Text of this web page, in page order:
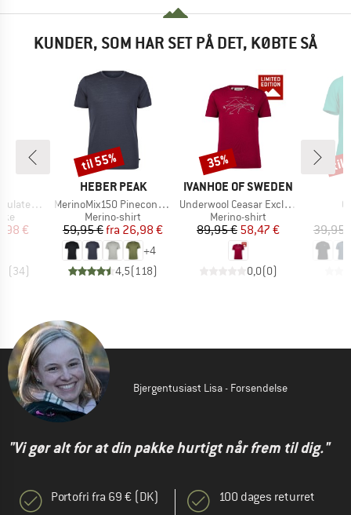
KUNDER, SOM HAR SET PÅ DET, KØBTE SÅ
Bottle 1L
pris
€
(34)
MÆRKE
HEBER PEAK
Artikel
MerinoMix150 PineconeHe. II T-Shirt
Produktgruppe
Merino-shirt
Pris
59,95 € Nedsat pris
fra 26,98 €
+4
4,5(118)
Rabat
til 55%
MÆRKE
IVANHOE OF SWEDEN
Artikel
Underwool Ceasar Exclusive
Produktgruppe
Merino-shirt
Pris
89,95 €Nedsat pris
58,47 €
0,0(0)
Rabat
35%
39,95
til
Bjergentusiast Lisa - Forsendelse
"Vi gør alt for at din pakke hurtigt når frem til dig."
Portofri fra 69 € (DK)
100 dages returret